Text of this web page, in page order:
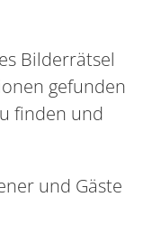
Bilderrätsel
gefunden
finden und
und Gäste